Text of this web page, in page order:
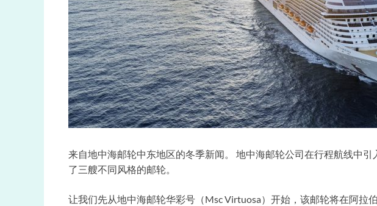
来自地中海邮轮中东地区的冬季新闻。 地中海邮轮公司在行程航线中
了三艘不同风格的邮轮。
让我们先从地中海邮轮华彩号（Msc Virtuosa）开始，该邮轮将在阿拉